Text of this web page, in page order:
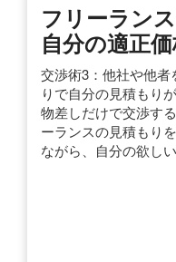
フリーラン
自分の適正
交渉術3：他社や他
りで自分の見積もり
物差しだけで交渉す
ーランスの見積もり
ながら、自分の欲し